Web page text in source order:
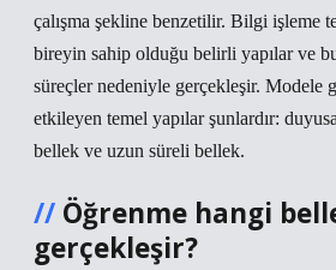
çalışma şekline benzetilir. Bilgi işleme
bireyin sahip olduğu belirli yapılar ve
süreçler nedeniyle gerçekleşir. Modele
etkileyen temel yapılar şunlardır:
bellek ve uzun süreli bellek.
Öğrenme hangi
gerçekleşir?